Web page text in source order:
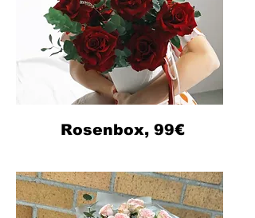
Rosenbox, 99€